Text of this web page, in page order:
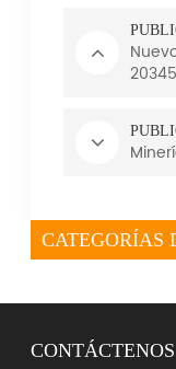
CATEGORÍAS
CONTÁCTENOS